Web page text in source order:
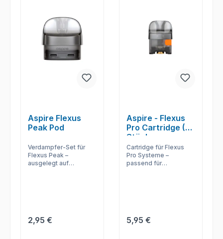
Aspire Flexus
Peak Pod
Verdampfer-Set für
Flexus Peak –
ausgelegt auf
Regulärer Preis:
2,95 €
Aspire - Flexus
Pro Cartridge (2
Stück pro
Packung)
Cartridge für Flexus
Pro Systeme –
passend für
Regulärer Preis:
5,95 €